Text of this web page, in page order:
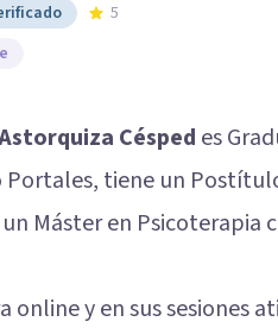
5
Césped es
Portales, tiene un
Máster en Psicoterapia
y en sus sesiones